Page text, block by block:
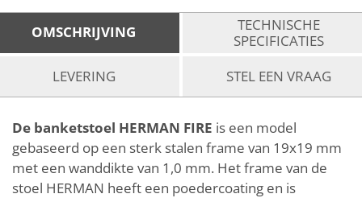
OMSCHRIJVING
TECHNISCHE
SPECIFICATIES
LEVERING
STEL EEN VRAAG
De banketstoel HERMAN FIRE is een model
gebaseerd op een sterk stalen frame van 19x19 mm
met een wanddikte van 1,0 mm. Het frame van de
stoel HERMAN heeft een poedercoating en is